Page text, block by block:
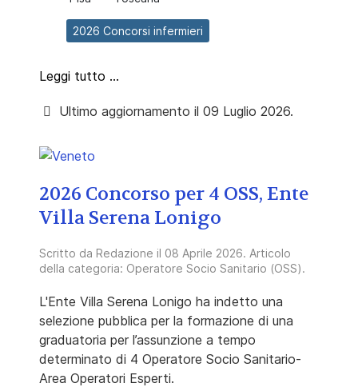
2026 Concorsi infermieri
Leggi tutto …
Ultimo aggiornamento il 09 Luglio 2026.
2026 Concorso per 4 OSS, Ente
Villa Serena Lonigo
Scritto da Redazione il 08 Aprile 2026. Articolo
della categoria: Operatore Socio Sanitario (OSS).
L'Ente Villa Serena Lonigo ha indetto una
selezione pubblica per la formazione di una
graduatoria per l’assunzione a tempo
determinato di 4 Operatore Socio Sanitario-
Area Operatori Esperti.